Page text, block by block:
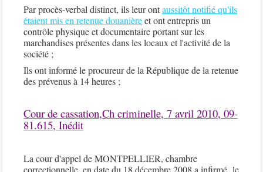
Par procès-verbal distinct, ils leur ontaussitôt notifié qu'ils
étaient mis en retenue douanièreet ont entrepris un
contrôle physique et documentaire portant sur les
marchandises présentes dans les locaux et l'activité de la
société ;
Ils ont informé le procureur de la République de la retenue
des prévenus à 14 heures ;
Cour de cassation,Ch criminelle, 7 avril 2010, 09-
81.615, Inédit
La cour d'appel de MONTPELLIER, chambre
correctionnelle, en date du 18 décembre 2008 a infirmé le